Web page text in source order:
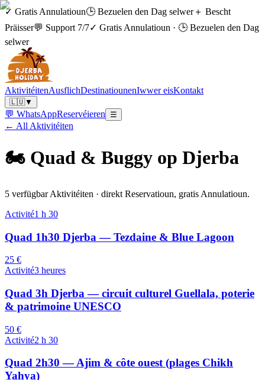
✓ Gratis Annulatioun🕒 Bezuelen den Dag selwer＋ Bescht
Präisser💬 Support 7/7✓ Gratis Annulatioun · 🕒 Bezuelen den Dag
selwer
AktivitéitenAusflichDestinatiounenIwwer eisKontakt
🇱🇺▼
💬 WhatsAppReservéieren ☰
← All Aktivitéiten
🏍️ Quad & Buggy op Djerba
5 verfügbar Aktivitéiten · direkt Reservatioun, gratis Annulatioun.
Activité1 h 30
Quad 1h30 Djerba — Tezdaine & Blue Lagoon
25 €
Activité3 heures
Quad 3h Djerba — circuit culturel Guellala, poterie
& patrimoine UNESCO
50 €
Activité2 h 30
Quad 2h30 — Ajim & côte ouest (plages Chikh
Yahya)